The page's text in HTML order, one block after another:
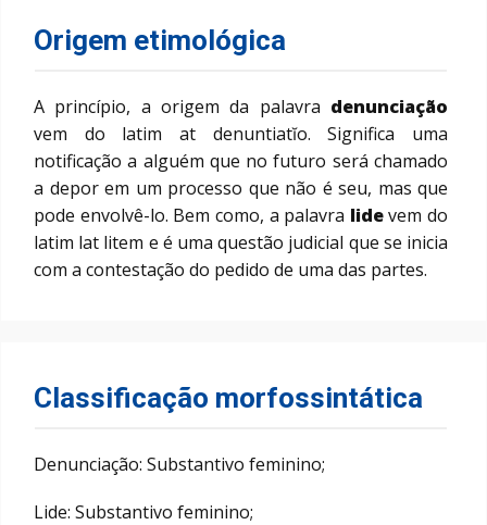
Origem etimológica
A princípio, a origem da palavra denunciação
vem do latim at denuntiatĭo. Significa uma
notificação a alguém que no futuro será chamado
a depor em um processo que não é seu, mas que
pode envolvê-lo. Bem como, a palavra lidevem do
latim lat litem e é uma questão judicial que se inicia
com a contestação do pedido de uma das partes.
Classificação morfossintática
Denunciação: Substantivo feminino;
Lide: Substantivo feminino;